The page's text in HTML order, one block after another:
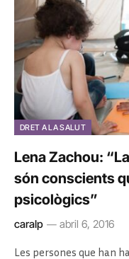
DRET A LA SALUT
Lena Zachou:
són conscients
psicològics”
caralp abril 6, 2016
Les persones que han